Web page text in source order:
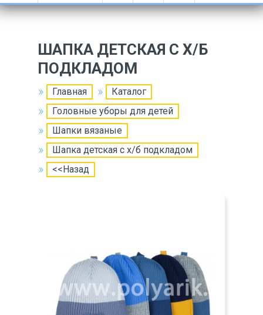
ШАПКА ДЕТСКАЯ С Х/Б
ПОДКЛАДОМ
Главная
Каталог
Головные уборы для детей
Шапки вязаные
Шапка детская с х/б подкладом
<<Назад